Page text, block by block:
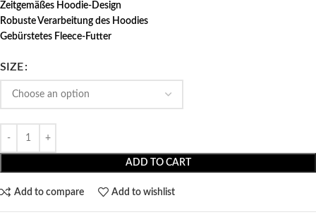
Zeitgemäßes Hoodie-Design
Robuste Verarbeitung des Hoodies
Gebürstetes Fleece-Futter
SIZE
ADD TO CART
Add to compare Add to wishlist